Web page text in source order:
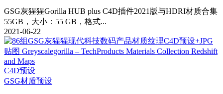
GSG灰猩猩Gorilla HUB plus C4D插件2021版与HDRI材质合集
55GB，大小：55 GB，格式...
2021-06-22
C4D预设
GSG材质预设